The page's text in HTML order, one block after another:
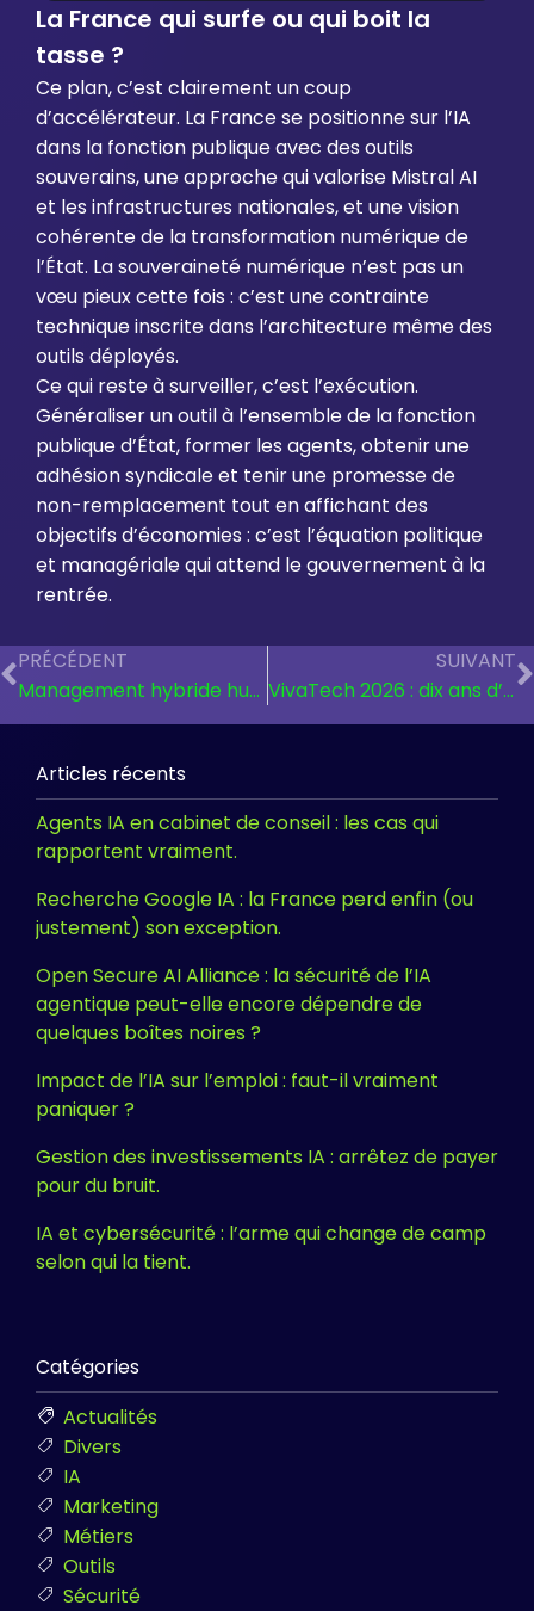
La France qui surfe ou qui boit la
tasse ?
Ce plan, c’est clairement un coup
d’accélérateur. La France se positionne sur l’IA
dans la fonction publique avec des outils
souverains, une approche qui valorise Mistral AI
et les infrastructures nationales, et une vision
cohérente de la transformation numérique de
l’État. La souveraineté numérique n’est pas un
vœu pieux cette fois : c’est une contrainte
technique inscrite dans l’architecture même des
outils déployés.
Ce qui reste à surveiller, c’est l’exécution.
Généraliser un outil à l’ensemble de la fonction
publique d’État, former les agents, obtenir une
adhésion syndicale et tenir une promesse de
non-remplacement tout en affichant des
objectifs d’économies : c’est l’équation politique
et managériale qui attend le gouvernement à la
rentrée.
PRÉCÉDENT
Management hybride humain-IA : le vrai changement n’est pas technique.
SUIVANT
VivaTech 2026 : dix ans d’innovation contre vents et marées.
Articles récents
Agents IA en cabinet de conseil : les cas qui
rapportent vraiment.
Recherche Google IA : la France perd enfin (ou
justement) son exception.
Open Secure AI Alliance : la sécurité de l’IA
agentique peut-elle encore dépendre de
quelques boîtes noires ?
Impact de l’IA sur l’emploi : faut-il vraiment
paniquer ?
Gestion des investissements IA : arrêtez de payer
pour du bruit.
IA et cybersécurité : l’arme qui change de camp
selon qui la tient.
Catégories
Actualités
Divers
IA
Marketing
Métiers
Outils
Sécurité